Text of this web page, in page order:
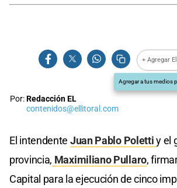
+ Agregar
Agregar a tus medios
Por:Redacción EL
contenidos@ellitoral.com
El intendente Juan Pablo Polettiy el
provincia, Maximiliano Pullaro,
Capital para la ejecución de cinco